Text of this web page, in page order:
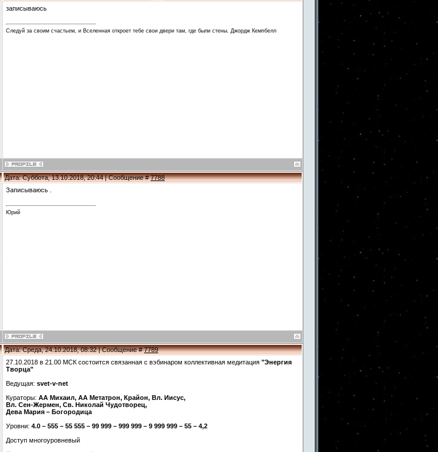
записываюсь
Следуй за своим счастьем, и Вселенная откроет тебе свои двери там, где были стены. Джордж Кемпбелл
Дата: Суббота, 13.10.2018, 20:44 | Сообщение #7788
Записываюсь .
Юрий
Дата: Среда, 24.10.2018, 08:32 | Сообщение #7789
27.10.2018 в 21.00 МСК состоится связанная с вэбинаром коллективная медитация "Энергия
Творца"
Ведущая: svet-v-net
Кураторы: АА Михаил, АА Метатрон, Крайон, Вл. Иисус,
Вл. Сен-Жермен, Св. Николай Чудотворец,
Дева Мария – Богородица
Уровни: 4.0 – 555 – 55 555 – 99 999 – 999 999 – 9 999 999 – 55 – 4,2
Доступ многоуровневый